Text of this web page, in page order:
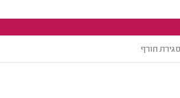
סגירת חורף